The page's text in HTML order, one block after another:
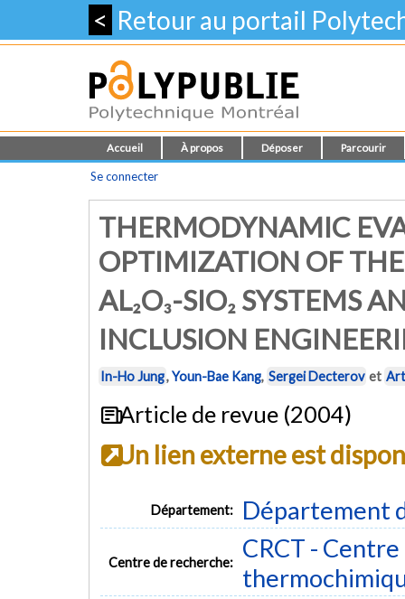
< Retour au portail
Accueil À propos Déposer Parcourir
Se connecter
THERMODYNAMIC
OPTIMIZATION OF
AL₂O₃-SIO₂ SYSTEMS
INCLUSION
In-Ho Jung,Youn-Bae Kang, Sergei Decterov et
Article de revue (2004)
Un lien externe est
Département: Département
Centre de recherche:
CRCT -